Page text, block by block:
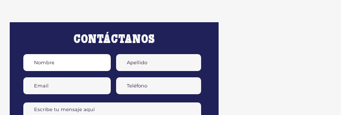
CONTÁCTANOS